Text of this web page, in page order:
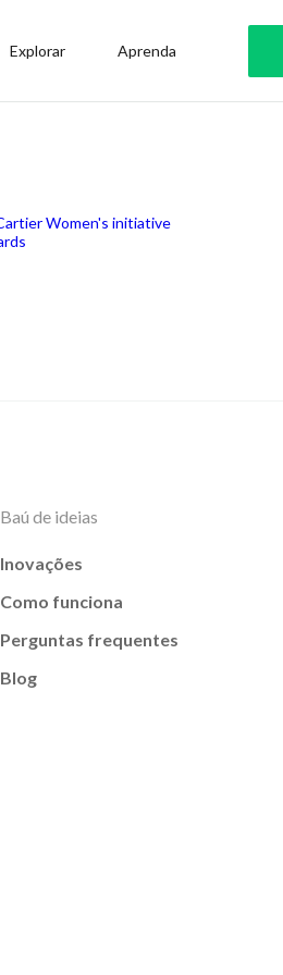
Explorar Aprenda
Baú de ideias
Inovações
Como funciona
Perguntas frequentes
Blog